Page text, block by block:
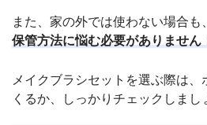
また、家の外では使わない場合も、
保管方法に悩む必要がありません
メイクブラシセットを選ぶ際は
くるか、しっかりチェックしまし